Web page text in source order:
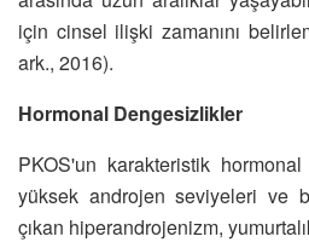
için cinsel ilişki zamanını
ark., 2016).
Hormonal Dengesizlikler
PKOS'un karakteristik
yüksek androjen seviyeleri ve
çıkan hiperandrojenizm,